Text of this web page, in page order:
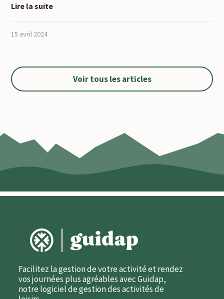
Lire la suite
15 avril 2024
Voir tous les articles
Facilitez la gestion de votre activité et rendez
vos journées plus agréables avec Guidap,
notre logiciel de gestion des activités de